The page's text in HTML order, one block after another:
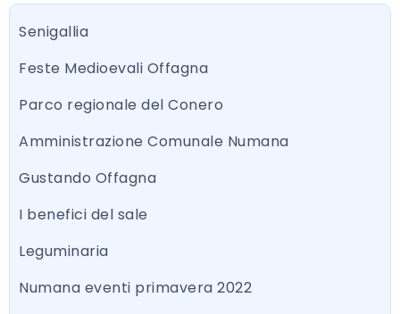
Senigallia
Feste Medioevali Offagna
Parco regionale del Conero
Amministrazione Comunale Numana
Gustando Offagna
I benefici del sale
Leguminaria
Numana eventi primavera 2022